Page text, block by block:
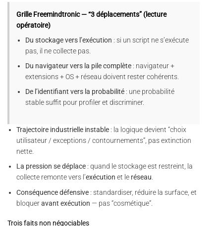
Grille Freemindtronic — “3 déplacements” (lecture
opératoire)
Du stockage vers l’exécution : si un script ne s’exécute
pas, il ne collecte pas.
Du navigateur vers la pile complète : navigateur +
extensions + OS + réseau doivent rester cohérents.
De l’identifiant vers la probabilité : une probabilité
stable suffit pour profiler et discriminer.
Trajectoire industrielle instable : la logique devient “choix
utilisateur / exceptions / contournements”, pas extinction
nette.
La pression se déplace : quand le stockage est restreint, la
collecte remonte vers l’exécution et le réseau.
Conséquence défensive : standardiser, réduire la surface, et
bloqueravant exécution — pas “cosmétique”.
Trois faits non négociables